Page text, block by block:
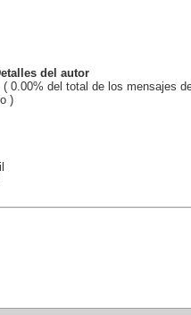
del autor
( 0.00% del total de los mensajes
)